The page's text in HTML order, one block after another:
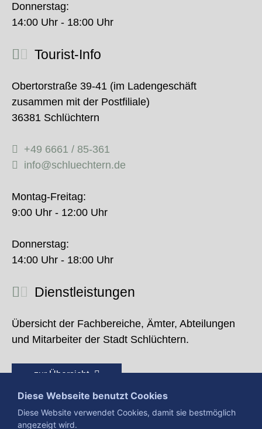
Donnerstag:
14:00 Uhr - 18:00 Uhr
Tourist-Info
Obertorstraße 39-41 (im Ladengeschäft
zusammen mit der Postfiliale)
36381 Schlüchtern
+49 6661 / 85-361
info@schluechtern.de
Montag-Freitag:
9:00 Uhr - 12:00 Uhr
Donnerstag:
14:00 Uhr - 18:00 Uhr
Dienstleistungen
Übersicht der Fachbereiche, Ämter, Abteilungen
und Mitarbeiter der Stadt Schlüchtern.
zur Übersicht
Diese Webseite benutzt Cookies
Diese Website verwendet Cookies, damit sie bestmöglich
angezeigt wird.